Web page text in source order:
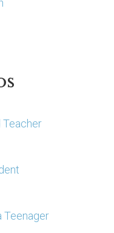
Teacher
Teenager